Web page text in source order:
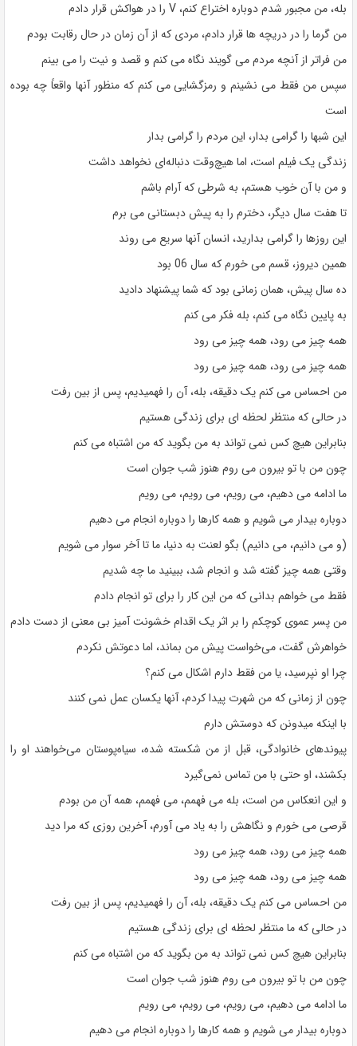
بله، من مجبور شدم دوباره اختراع کنم، V را در هواکش قرار دادم
من گرما را در دریچه ها قرار دادم، مردی که از آن زمان در حال رقابت بودم
من فراتر از آنچه مردم می گویند نگاه می کنم و قصد و نیت را می بینم
سپس من فقط می نشینم و رمزگشایی می کنم که منظور آنها واقعاً چه بوده
است
این شبها را گرامی بدار، این مردم را گرامی بدار
زندگی یک فیلم است، اما هیچ‌وقت دنباله‌ای نخواهد داشت
و من با آن خوب هستم، به شرطی که آرام باشم
تا هفت سال دیگر، دخترم را به پیش دبستانی می برم
این روزها را گرامی بدارید، انسان آنها سریع می روند
همین دیروز، قسم می خورم که سال 06 بود
ده سال پیش، همان زمانی بود که شما پیشنهاد دادید
به پایین نگاه می کنم، بله فکر می کنم
همه چیز می رود، همه چیز می رود
همه چیز می رود، همه چیز می رود
من احساس می کنم یک دقیقه، بله، آن را فهمیدیم، پس از بین رفت
در حالی که منتظر لحظه ای برای زندگی هستیم
بنابراین هیچ کس نمی تواند به من بگوید که من اشتباه می کنم
چون من با تو بیرون می روم هنوز شب جوان است
ما ادامه می دهیم، می رویم، می رویم، می رویم
دوباره بیدار می شویم و همه کارها را دوباره انجام می دهیم
(و می دانیم، می دانیم) بگو لعنت به دنیا، ما تا آخر سوار می شویم
وقتی همه چیز گفته شد و انجام شد، ببینید ما چه شدیم
فقط می خواهم بدانی که من این کار را برای تو انجام دادم
من پسر عموی کوچکم را بر اثر یک اقدام خشونت آمیز بی معنی از دست دادم
خواهرش گفت، می‌خواست پیش من بماند، اما دعوتش نکردم
چرا او نپرسید، یا من فقط دارم اشکال می کنم؟
چون از زمانی که من شهرت پیدا کردم، آنها یکسان عمل نمی کنند
با اینکه میدونن که دوستش دارم
پیوندهای خانوادگی، قبل از من شکسته شده، سیاه‌پوستان می‌خواهند او را
بکشند، او حتی با من تماس نمی‌گیرد
و این انعکاس من است، بله می فهمم، می فهمم، همه آن من بودم
قرصی می خورم و نگاهش را به یاد می آورم، آخرین روزی که مرا دید
همه چیز می رود، همه چیز می رود
همه چیز می رود، همه چیز می رود
من احساس می کنم یک دقیقه، بله، آن را فهمیدیم، پس از بین رفت
در حالی که ما منتظر لحظه ای برای زندگی هستیم
بنابراین هیچ کس نمی تواند به من بگوید که من اشتباه می کنم
چون من با تو بیرون می روم هنوز شب جوان است
ما ادامه می دهیم، می رویم، می رویم، می رویم
دوباره بیدار می شویم و همه کارها را دوباره انجام می دهیم